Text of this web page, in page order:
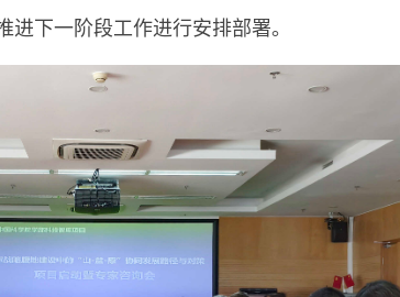
下一阶段工作进行安排部署。